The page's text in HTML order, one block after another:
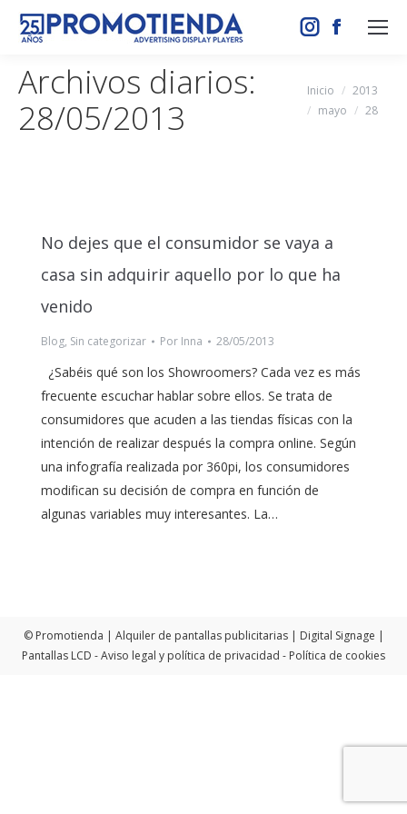
Instagram
opens
in
Facebook
opens
in
Archivos diarios:
28/05/2013
Estás aquí:
Inicio
2013
mayo
28
No dejes que el consumidor se vaya a
casa sin adquirir aquello por lo que ha
venido
Blog, Sin categorizar Por Inna 28/05/2013
¿Sabéis qué son los Showroomers? Cada vez es más
frecuente escuchar hablar sobre ellos. Se trata de
consumidores que acuden a las tiendas físicas con la
intención de realizar después la compra online. Según
una infografía realizada por 360pi, los consumidores
modifican su decisión de compra en función de
algunas variables muy interesantes. La…
© Promotienda | Alquiler de pantallas publicitarias | Digital Signage |
Pantallas LCD -Aviso legal y política de privacidad - Política de cookies